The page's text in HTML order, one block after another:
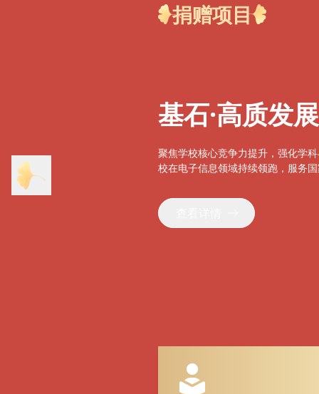
捐赠项目
基石·高质发
聚焦学校核心竞争力提升，强化学
校在电子信息领域持续领跑，服务